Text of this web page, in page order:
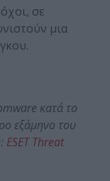
σε
μια
κατά το
εξάμηνο του
ESET Threat